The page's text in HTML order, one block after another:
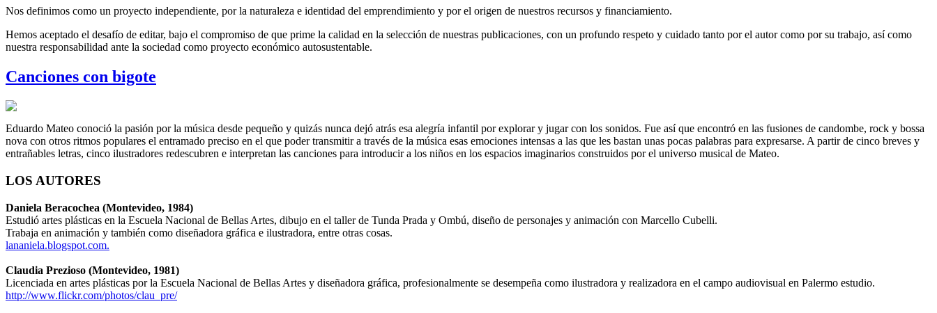
Nos definimos como un proyecto independiente, por la naturaleza e identidad del emprendimiento y por el origen de nuestros recursos y financiamiento.
Hemos aceptado el desafío de editar, bajo el compromiso de que prime la calidad en la selección de nuestras publicaciones, con un profundo respeto y cuidado tanto por el autor como por su trabajo, así como
nuestra responsabilidad ante la sociedad como proyecto económico autosustentable.
Canciones con bigote
Eduardo Mateo conoció la pasión por la música desde pequeño y quizás nunca dejó atrás esa alegría infantil por explorar y jugar con los sonidos. Fue así que encontró en las fusiones de candombe, rock y bossa
nova con otros ritmos populares el entramado preciso en el que poder transmitir a través de la música esas emociones intensas a las que les bastan unas pocas palabras para expresarse. A partir de cinco breves y
entrañables letras, cinco ilustradores redescubren e interpretan las canciones para introducir a los niños en los espacios imaginarios construidos por el universo musical de Mateo.
LOS AUTORES
Daniela Beracochea (Montevideo, 1984)
Estudió artes plásticas en la Escuela Nacional de Bellas Artes, dibujo en el taller de Tunda Prada y Ombú, diseño de personajes y animación con Marcello Cubelli.
Trabaja en animación y también como diseñadora gráfica e ilustradora, entre otras cosas.
lananiela.blogspot.com.
Claudia Prezioso (Montevideo, 1981)
Licenciada en artes plásticas por la Escuela Nacional de Bellas Artes y diseñadora gráfica, profesionalmente se desempeña como ilustradora y realizadora en el campo audiovisual en Palermo estudio.
http://www.flickr.com/photos/clau_pre/